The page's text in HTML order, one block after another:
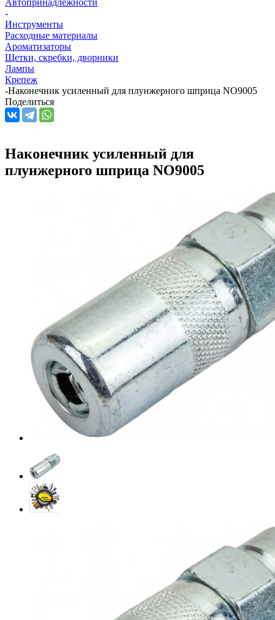
-
Инструменты
Расходные материалы
Ароматизаторы
Щетки, скребки, дворники
Лампы
Крепеж
-Наконечник усиленный для плунжерного шприца NO9005
Поделиться
Наконечник усиленный для
плунжерного шприца NO9005